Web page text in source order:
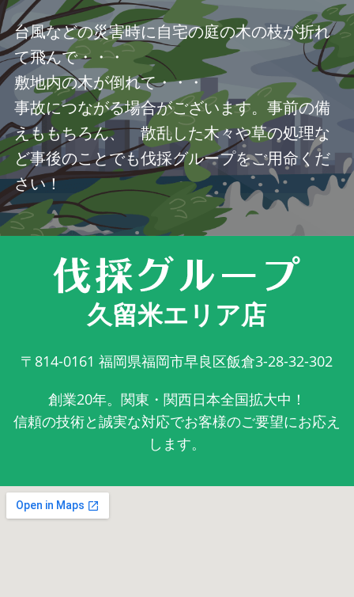
台風などの災害時に自宅の庭の木の枝が折れ
て飛んで・・・
敷地内の木が倒れて・・・
事故につながる場合がございます。事前の備
えももちろん、 散乱した木々や草の処理な
ど事後のことでも伐採グループをご用命くだ
さい！
久留米エリア店
〒814-0161 福岡県福岡市早良区飯倉3-28-32-302
創業20年。関東・関西日本全国拡大中！
信頼の技術と誠実な対応でお客様のご要望にお応え
します。